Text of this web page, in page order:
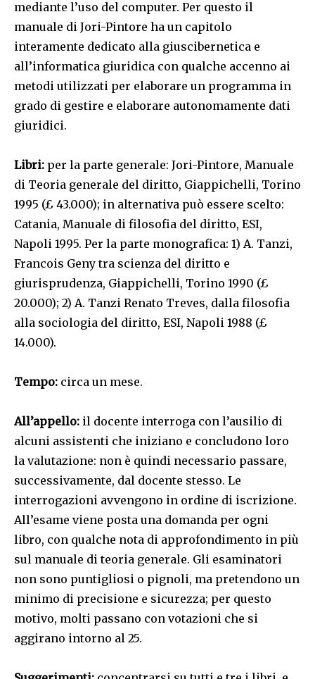
mediante l’uso del computer. Per questo il
manuale di Jori-Pintore ha un capitolo
interamente dedicato alla giuscibernetica e
all’informatica giuridica con qualche accenno ai
metodi utilizzati per elaborare un programma in
grado di gestire e elaborare autonomamente dati
giuridici.
Libri: per la parte generale: Jori-Pintore, Manuale
di Teoria generale del diritto, Giappichelli, Torino
1995 (£ 43.000); in alternativa può essere scelto:
Catania, Manuale di filosofia del diritto, ESI,
Napoli 1995. Per la parte monografica: 1) A. Tanzi,
Francois Geny tra scienza del diritto e
giurisprudenza, Giappichelli, Torino 1990 (£
20.000); 2) A. Tanzi Renato Treves, dalla filosofia
alla sociologia del diritto, ESI, Napoli 1988 (£
14.000).
Tempo: circa un mese.
All’appello: il docente interroga con l’ausilio di
alcuni assistenti che iniziano e concludono loro
la valutazione: non è quindi necessario passare,
successivamente, dal docente stesso. Le
interrogazioni avvengono in ordine di iscrizione.
All’esame viene posta una domanda per ogni
libro, con qualche nota di approfondimento in più
sul manuale di teoria generale. Gli esaminatori
non sono puntigliosi o pignoli, ma pretendono un
minimo di precisione e sicurezza; per questo
motivo, molti passano con votazioni che si
aggirano intorno al 25.